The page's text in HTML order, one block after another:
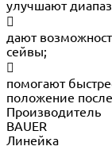
улучшают

дают
сейвы;

помогают
положение
Производитель
BAUER
Линейка